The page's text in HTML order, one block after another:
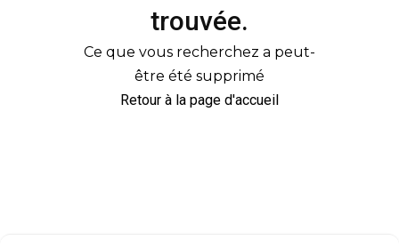
trouvée.
Ce que vous recherchez a peut-
être été supprimé
Retour à la page d'accueil